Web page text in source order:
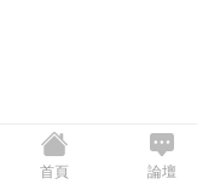
首頁 論壇